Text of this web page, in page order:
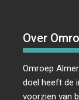
Over
Omroep
doel heeft de
voorzien van